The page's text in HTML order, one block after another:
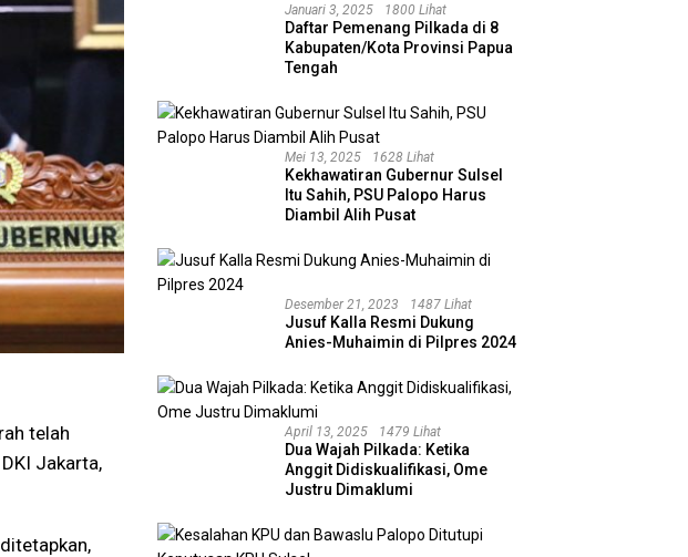
telah
Jakarta,
Januari 3, 2025 1800 Lihat
Daftar Pemenang Pilkada di 8
Kabupaten/Kota Provinsi Papua
Tengah
Mei 13, 2025 1628 Lihat
Kekhawatiran Gubernur Sulsel
Itu Sahih, PSU Palopo Harus
Diambil Alih Pusat
Desember 21, 2023 1487 Lihat
Jusuf Kalla Resmi Dukung
Anies-Muhaimin di Pilpres 2024
April 13, 2025 1479 Lihat
Dua Wajah Pilkada: Ketika
Anggit Didiskualifikasi, Ome
Justru Dimaklumi